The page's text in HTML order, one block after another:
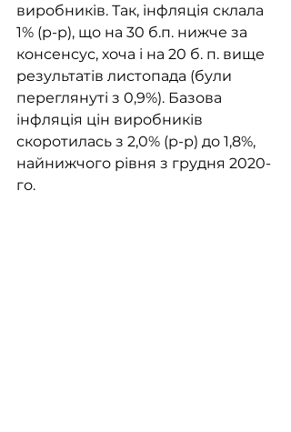
виробників. Так, інфляція склала
1% (р-р), що на 30 б.п. нижче за
консенсус, хоча і на 20 б. п. вище
результатів листопада (були
переглянуті з 0,9%). Базова
інфляція цін виробників
скоротилась з 2,0% (р-р) до 1,8%,
найнижчого рівня з грудня 2020-
го.